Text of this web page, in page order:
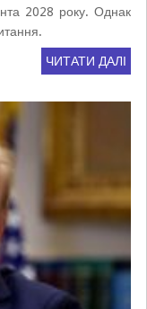
2028 року. Однак
ЧИТАТИ ДАЛІ